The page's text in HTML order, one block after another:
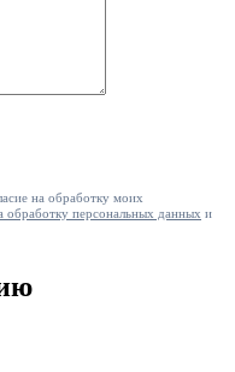
на обработку моих
обработку персональных данных и